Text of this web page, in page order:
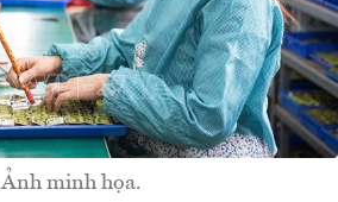
Ảnh minh họa.